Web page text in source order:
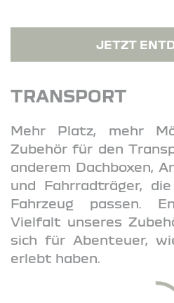
JETZT
TRANSPORT
Mehr Platz, mehr
Zubehör für den
anderem Dachboxen,
und Fahrradträger,
Fahrzeug passen.
Vielfalt unseres
sich für Abenteuer,
erlebt haben.